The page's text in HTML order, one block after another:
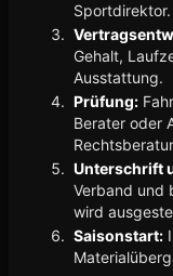
Sportdirektor.
Gehalt,
Ausstattung.
Prüfung:
Berater oder
Unterschrift
Verband und
wird
Saisonstart: